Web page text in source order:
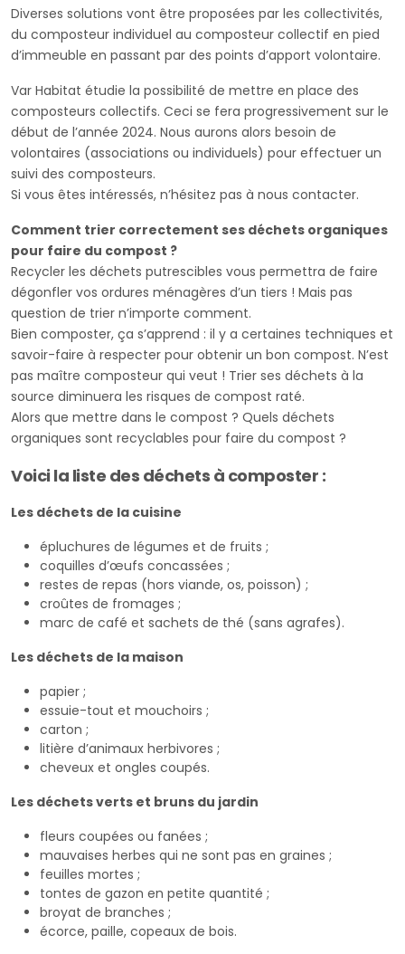
Diverses solutions vont être proposées par les collectivités,
du composteur individuel au composteur collectif en pied
d’immeuble en passant par des points d’apport volontaire.
Var Habitat étudie la possibilité de mettre en place des
composteurs collectifs. Ceci se fera progressivement sur le
début de l’année 2024. Nous aurons alors besoin de
volontaires (associations ou individuels) pour effectuer un
suivi des composteurs.
Si vous êtes intéressés, n’hésitez pas à nous contacter.
Comment trier correctement ses déchets organiques
pour faire du compost ?
Recycler les déchets putrescibles vous permettra de faire
dégonfler vos ordures ménagères d’un tiers ! Mais pas
question de trier n’importe comment.
Bien composter, ça s’apprend : il y a certaines techniques et
savoir-faire à respecter pour obtenir un bon compost. N’est
pas maître composteur qui veut ! Trier ses déchets à la
source diminuera les risques de compost raté.
Alors que mettre dans le compost ? Quels déchets
organiques sont recyclables pour faire du compost ?
Voici la liste des déchets à composter :
Les déchets de la cuisine
épluchures de légumes et de fruits ;
coquilles d’œufs concassées ;
restes de repas (hors viande, os, poisson) ;
croûtes de fromages ;
marc de café et sachets de thé (sans agrafes).
Les déchets de la maison
papier ;
essuie-tout et mouchoirs ;
carton ;
litière d’animaux herbivores ;
cheveux et ongles coupés.
Les déchets verts et bruns du jardin
fleurs coupées ou fanées ;
mauvaises herbes qui ne sont pas en graines ;
feuilles mortes ;
tontes de gazon en petite quantité ;
broyat de branches ;
écorce, paille, copeaux de bois.